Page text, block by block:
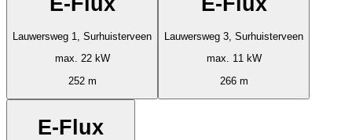
Lauwersweg 1, Surhuisterveen
max. 22 kW
252 m
Lauwersweg 3, Surhuisterveen
max. 11 kW
266 m
E-Flux